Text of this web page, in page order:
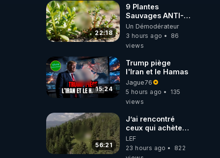
22:18
9 Plantes
Sauvages ANTI-
FAMINE: ces
Ressources
Haies
Un Démodérateur
3 hours ago
86
views
15:24
Trump piège
l'Iran et le Hamas
Jague76
5 hours ago
135
views
56:21
J’ai rencontré
ceux qui achètent
des bunkers pour
survivre à la fin
du monde
LEF
23 hours ago
822